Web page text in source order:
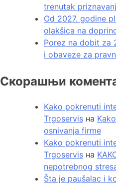
trenutak
Od 2027. godine
olakšica na
Porez na dobit za
i obaveze za
Скорашњи
Kako pokrenuti
Trgoservis на
osnivanja firme
Kako pokrenuti
Trgoservis на
nepotrebnog
Šta je paušalac i